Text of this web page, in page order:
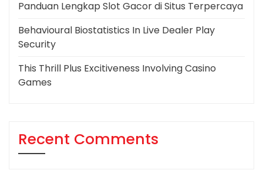
Panduan Lengkap Slot Gacor di Situs Terpercaya
Behavioural Biostatistics In Live Dealer Play
Security
This Thrill Plus Excitiveness Involving Casino
Games
Recent Comments